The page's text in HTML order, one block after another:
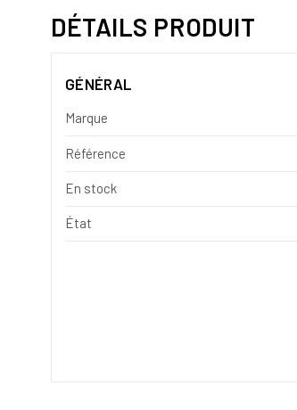
DÉTAILS PRODUIT
GÉNÉRAL
Marque
Référence
En stock
État